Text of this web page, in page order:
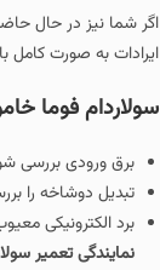
اگر شما نیز در حال
ایرادات به صورت
سولاردام فوما
برق ورودی بررسی شود. (
تبدیل دوشاخه را
برد الکترونیکی
نمایندگی تعمیر